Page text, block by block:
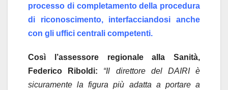
processo di completamento della procedura
di riconoscimento, interfacciandosi anche
con gli uffici centrali competenti.
Così l’assessore regionale alla Sanità,
Federico Riboldi:
“Il direttore del DAIRI è
sicuramente la figura più adatta a portare a